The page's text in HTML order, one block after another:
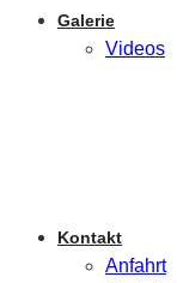
Galerie
Videos
Kontakt
Anfahrt